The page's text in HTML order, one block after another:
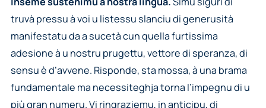
truvà pressu à voi u listessu slanciu di generusità
manifestatu da a sucetà cun quella furtissima
adesione à u nostru prugettu, vettore di speranza, di
sensu è d’avvene. Risponde, sta mossa, à una brama
fundamentale ma necessiteghja torna l’impegnu di u
più gran numeru. Vi ringraziemu, in anticipu, di